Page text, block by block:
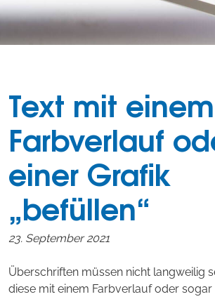
Text mit einem
Farbverlauf
einer Grafik
„befüllen“
23. September 2021
Überschriften müssen nicht langweilig
diese mit einem Farbverlauf oder sogar